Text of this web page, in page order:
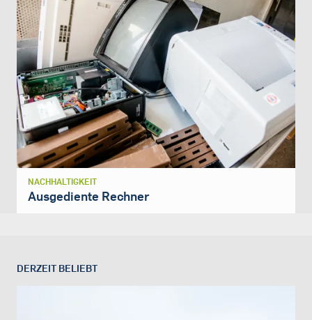
NACHHALTIGKEIT
Ausgediente Rechner
DERZEIT BELIEBT